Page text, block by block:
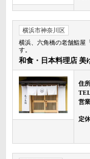
横浜市神奈川区
横浜、六角橋の老舗鮨屋
す。
和食・日本料理店 美
住所
営
定